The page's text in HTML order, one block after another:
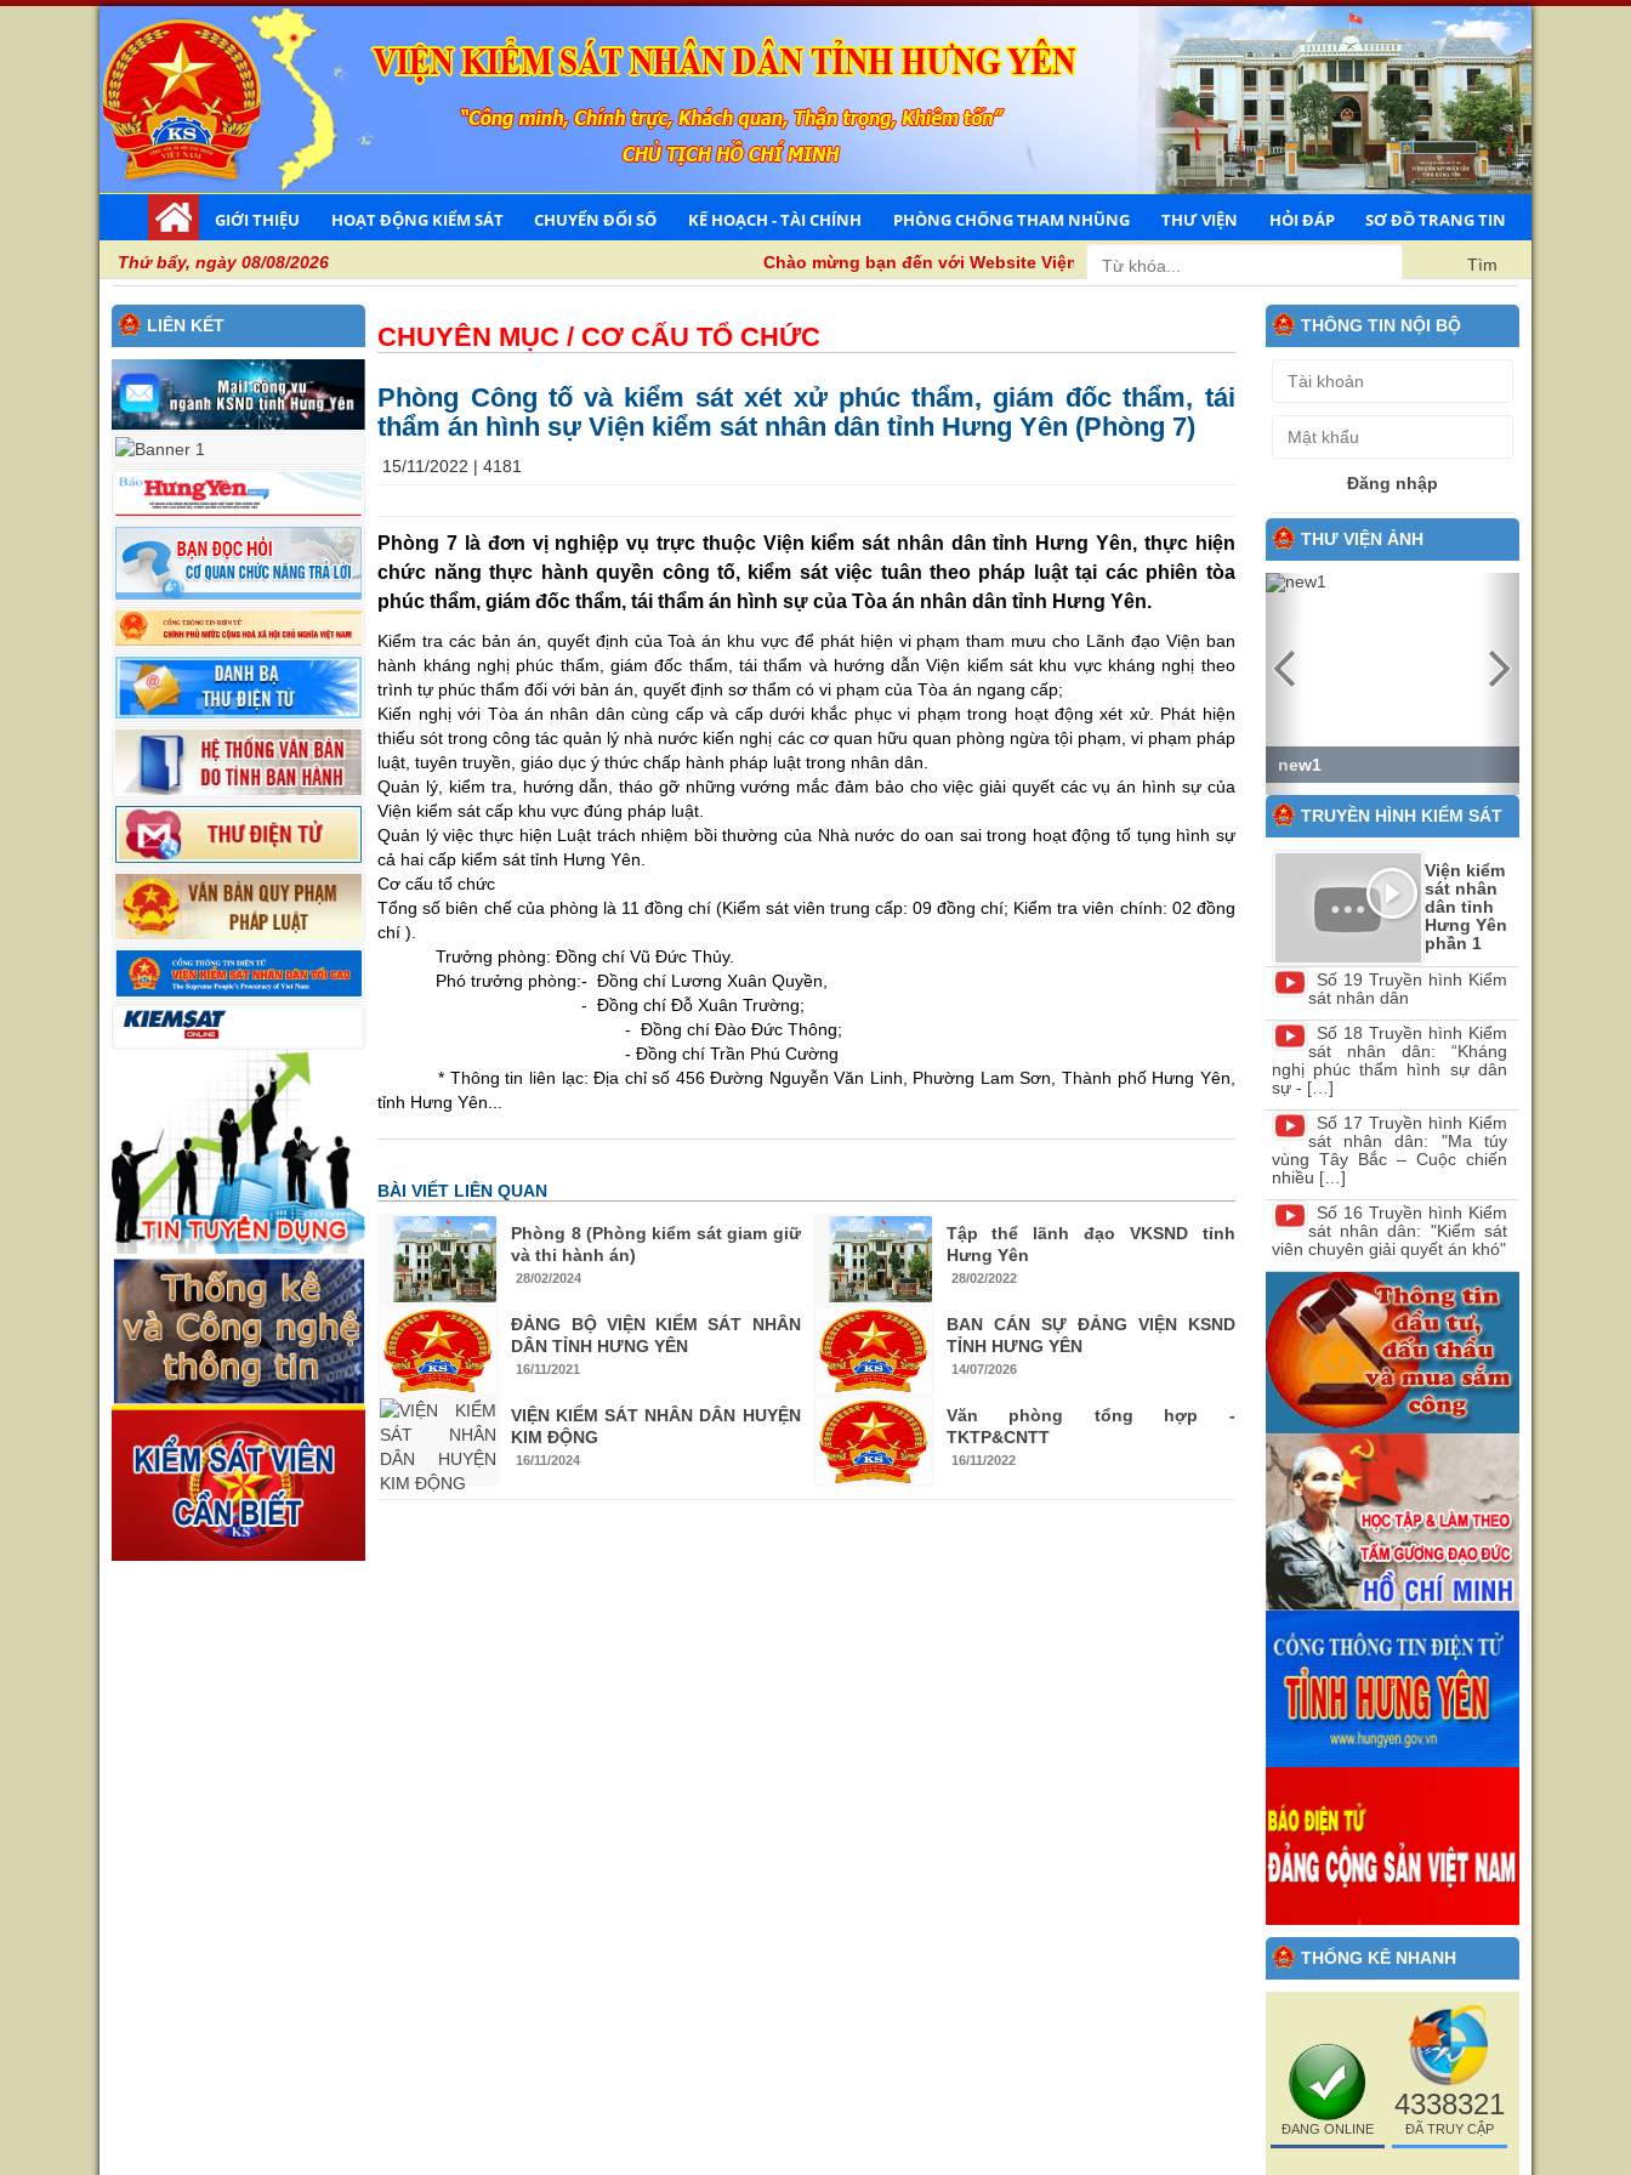
GIỚI THIỆU HOẠT ĐỘNG KIỂM SÁT CHUYỂN ĐỔI SỐ KẾ HOẠCH - TÀI CHÍNH PHÒNG CHỐNG THAM NHŨNG THƯ VIỆN HỎI ĐÁP SƠ ĐỒ TRANG TIN
Thứ bẩy, ngày 08/08/2026 Chào mừng bạn đến với Website Viện kiểm sát nhân dân tỉnh Hưng Yên Tìm
LIÊN KẾT CHUYÊN MỤC / CƠ CẤU TỔ CHỨC
Phòng Công tố và kiểm sát xét xử phúc thẩm, giám đốc thẩm, tái
thẩm án hình sự Viện kiểm sát nhân dân tỉnh Hưng Yên (Phòng 7)
15/11/2022 |4181
Phòng 7 là đơn vị nghiệp vụ trực thuộc Viện kiểm sát nhân dân tỉnh Hưng Yên, thực hiện
chức năng thực hành quyền công tố, kiểm sát việc tuân theo pháp luật tại các phiên tòa
phúc thẩm, giám đốc thẩm, tái thẩm án hình sự của Tòa án nhân dân tỉnh Hưng Yên.
Kiểm tra các bản án, quyết định của Toà án khu vực để phát hiện vi phạm tham mưu cho Lãnh đạo Viện ban
hành kháng nghị phúc thẩm, giám đốc thẩm, tái thẩm và hướng dẫn Viện kiểm sát khu vực kháng nghị theo
trình tự phúc thẩm đối với bản án, quyết định sơ thẩm có vi phạm của Tòa án ngang cấp;
Kiến nghị với Tòa án nhân dân cùng cấp và cấp dưới khắc phục vi phạm trong hoạt động xét xử. Phát hiện
thiếu sót trong công tác quản lý nhà nước kiến nghị các cơ quan hữu quan phòng ngừa tội phạm, vi phạm pháp
luật, tuyên truyền, giáo dục ý thức chấp hành pháp luật trong nhân dân.
Quản lý, kiểm tra, hướng dẫn, tháo gỡ những vướng mắc đảm bảo cho việc giải quyết các vụ án hình sự của
Viện kiểm sát cấp khu vực đúng pháp luật.
Quản lý việc thực hiện Luật trách nhiệm bồi thường của Nhà nước do oan sai trong hoạt động tố tụng hình sự
cả hai cấp kiểm sát tỉnh Hưng Yên.
Cơ cấu tổ chức
Tổng số biên chế của phòng là 11 đồng chí (Kiểm sát viên trung cấp: 09 đồng chí; Kiểm tra viên chính: 02 đồng
chí ).
Trưởng phòng: Đồng chí Vũ Đức Thủy.
Phó trưởng phòng:- Đồng chí Lương Xuân Quyền,
- Đồng chí Đỗ Xuân Trường;
- Đồng chí Đào Đức Thông;
- Đồng chí Trần Phú Cường
* Thông tin liên lạc: Địa chỉ số 456 Đường Nguyễn Văn Linh, Phường Lam Sơn, Thành phố Hưng Yên,
tỉnh Hưng Yên...
BÀI VIẾT LIÊN QUAN
Phòng 8 (Phòng kiểm sát giam giữ
và thi hành án)
28/02/2024
Tập thể lãnh đạo VKSND tỉnh
Hưng Yên
28/02/2022
ĐẢNG BỘ VIỆN KIỂM SÁT NHÂN
DÂN TỈNH HƯNG YÊN
16/11/2021
BAN CÁN SỰ ĐẢNG VIỆN KSND
TỈNH HƯNG YÊN
14/07/2026
VIỆN KIỂM SÁT NHÂN DÂN HUYỆN
KIM ĐỘNG
16/11/2024
Văn phòng tổng hợp -
TKTP&CNTT
16/11/2022
THÔNG TIN NỘI BỘ
Đăng nhập
THƯ VIỆN ẢNH
new1
Previous
TRUYỀN HÌNH KIỂM SÁT
Viện kiểm
sát nhân
dân tỉnh
Hưng Yên
phần 1
Số 19 Truyền hình Kiểm
sát nhân dân
Số 18 Truyền hình Kiểm
sát nhân dân: “Kháng
nghị phúc thẩm hình sự dân
sự - […]
Số 17 Truyền hình Kiểm
sát nhân dân: "Ma túy
vùng Tây Bắc – Cuộc chiến
nhiều […]
Số 16 Truyền hình Kiểm
sát nhân dân: "Kiểm sát
viên chuyên giải quyết án khó"
THỐNG KÊ NHANH
ĐANG ONLINE
4338321
ĐÃ TRUY CẬP